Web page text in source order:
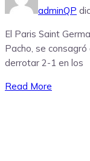
adminQP
El Paris Saint
Pacho, se
derrotar 2-1 en los
Read More